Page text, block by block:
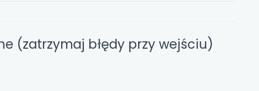
(zatrzymaj błędy przy wejściu)